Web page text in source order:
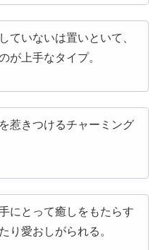
ていないは置いといて、
が上手なタイプ。
惹きつけるチャーミング
にとって癒しをもたらす
り愛おしがられる。